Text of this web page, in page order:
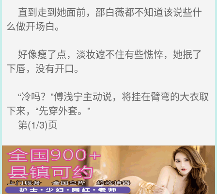
直到走到她面前，邵白薇都不知道该说些什
么做开场白。
好像瘦了点，淡妆遮不住有些憔悴，她抿了
下唇，没有开口。
“冷吗？”傅浅宁主动说，将挂在臂弯的大衣取
下来，“先穿外套。”
第(1/3)页